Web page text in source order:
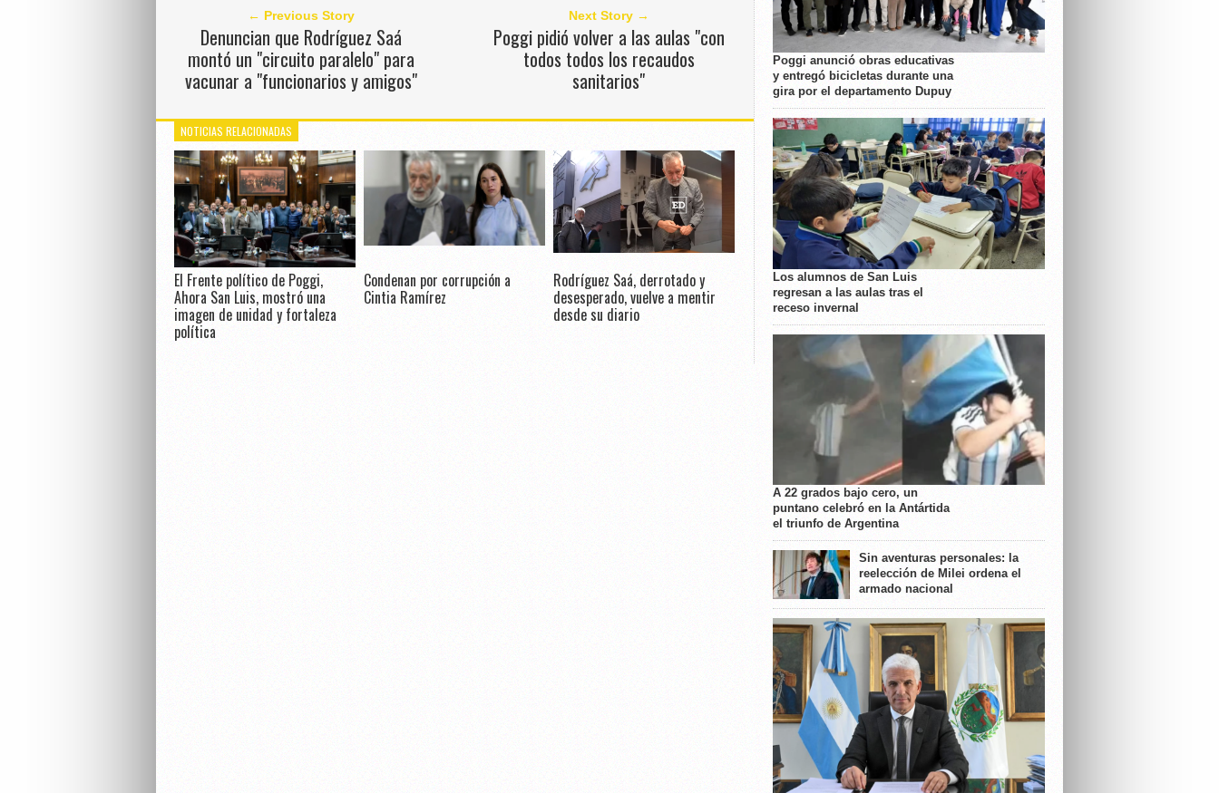
← Previous Story
Denuncian que Rodríguez Saá
montó un "circuito paralelo" para
vacunar a "funcionarios y amigos"
Next Story →
Poggi pidió volver a las aulas "con
todos todos los recaudos
sanitarios"
NOTICIAS RELACIONADAS
El Frente político de Poggi,
Ahora San Luis, mostró una
imagen de unidad y fortaleza
política
Condenan por corrupción a
Cintia Ramírez
Rodríguez Saá, derrotado y
desesperado, vuelve a mentir
desde su diario
Poggi anunció obras educativas
y entregó bicicletas durante una
gira por el departamento Dupuy
Los alumnos de San Luis
regresan a las aulas tras el
receso invernal
A 22 grados bajo cero, un
puntano celebró en la Antártida
el triunfo de Argentina
Sin aventuras personales: la
reelección de Milei ordena el
armado nacional